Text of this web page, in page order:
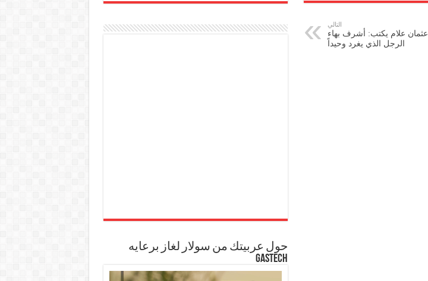
التالي
عثمان علام يكتب: أشرف بهاء
الرجل الذي يغرد وحيداً
حول عربيتك من سولار لغاز برعايه
GASTECH